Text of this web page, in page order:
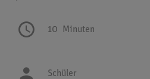
10 Minuten
Schüler